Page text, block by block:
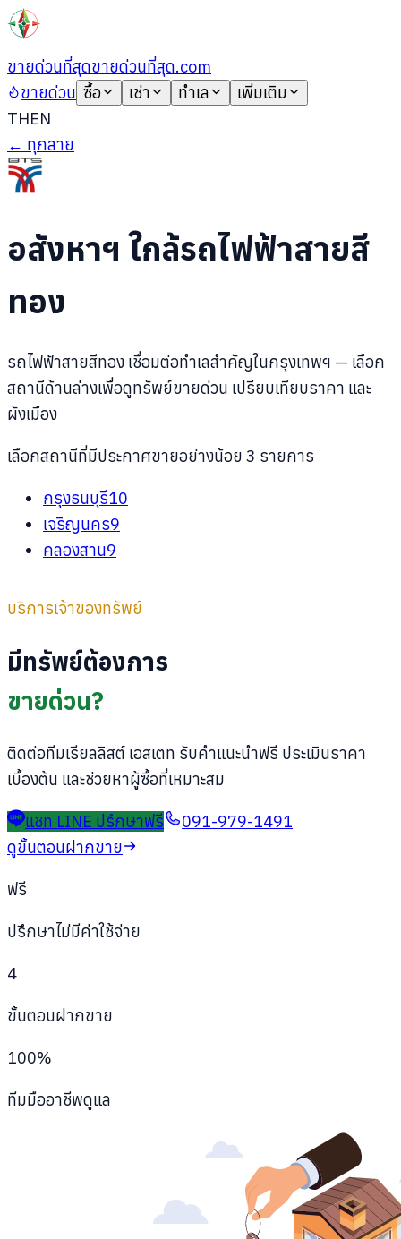
ขายด่วนที่สุดขายด่วนที่สุด.com
ขายด่วน ซื้อ เช่า ทำเล
เพิ่มเติม
THEN
← ทุกสาย
อสังหาฯ ใกล้รถไฟฟ้าสายสี
ทอง
รถไฟฟ้าสายสีทอง เชื่อมต่อทำเลสำคัญในกรุงเทพฯ — เลือก
สถานีด้านล่างเพื่อดูทรัพย์ขายด่วน เปรียบเทียบราคา และ
ผังเมือง
เลือกสถานีที่มีประกาศขายอย่างน้อย 3 รายการ
กรุงธนบุรี10
เจริญนคร9
คลองสาน9
บริการเจ้าของทรัพย์
มีทรัพย์ต้องการ
ขายด่วน?
ติดต่อทีมเรียลลิสต์ เอสเตท รับคำแนะนำฟรี ประเมินราคา
เบื้องต้น และช่วยหาผู้ซื้อที่เหมาะสม
แชท LINE ปรึกษาฟรี
091-979-1491
ดูขั้นตอนฝากขาย
ฟรี
ปรึกษาไม่มีค่าใช้จ่าย
4
ขั้นตอนฝากขาย
100%
ทีมมืออาชีพดูแล